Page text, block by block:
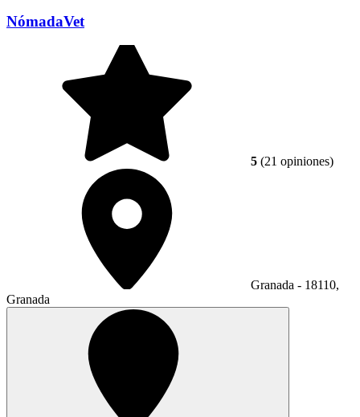
NómadaVet
5 (21 opiniones)
Granada - 18110,
Granada